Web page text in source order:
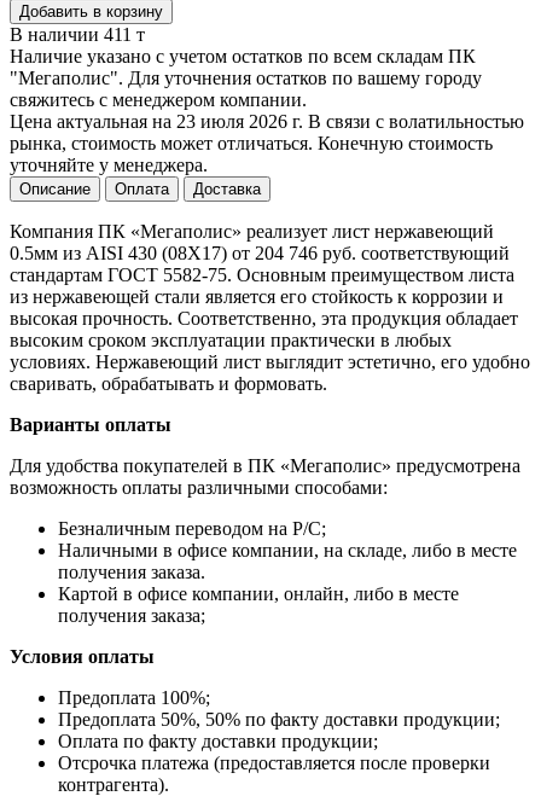
Добавить в корзину
В наличии 411 т
Наличие указано с учетом остатков по всем складам ПК
"Мегаполис". Для уточнения остатков по вашему городу
свяжитесь с менеджером компании.
Цена актуальная на 23 июля 2026 г. В связи с волатильностью
рынка, стоимость может отличаться. Конечную стоимость
уточняйте у менеджера.
Описание Оплата Доставка
Компания ПК «Мегаполис» реализует лист нержавеющий
0.5мм из AISI 430 (08Х17) от 204 746 руб. соответствующий
стандартам ГОСТ 5582-75. Основным преимуществом листа
из нержавеющей стали является его стойкость к коррозии и
высокая прочность. Соответственно, эта продукция обладает
высоким сроком эксплуатации практически в любых
условиях. Нержавеющий лист выглядит эстетично, его удобно
сваривать, обрабатывать и формовать.
Варианты оплаты
Для удобства покупателей в ПК «Мегаполис» предусмотрена
возможность оплаты различными способами:
Безналичным переводом на Р/С;
Наличными в офисе компании, на складе, либо в месте
получения заказа.
Картой в офисе компании, онлайн, либо в месте
получения заказа;
Условия оплаты
Предоплата 100%;
Предоплата 50%, 50% по факту доставки продукции;
Оплата по факту доставки продукции;
Отсрочка платежа (предоставляется после проверки
контрагента).